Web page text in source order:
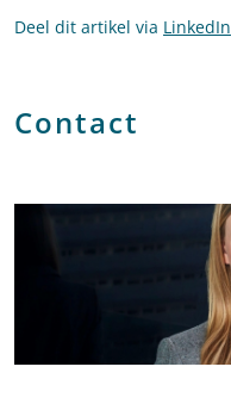
Deel dit artikel via LinkedIn
Contact